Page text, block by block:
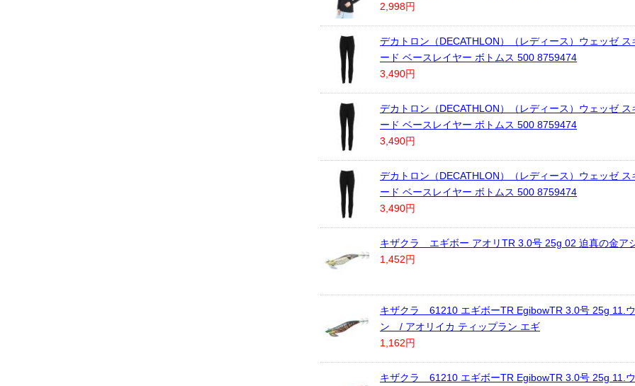
2,998円
デカトロン（DECATHLON）（レディース）ウェッゼ ス
ード ベースレイヤー ボトムス 500 8759474
3,490円
デカトロン（DECATHLON）（レディース）ウェッゼ ス
ード ベースレイヤー ボトムス 500 8759474
3,490円
デカトロン（DECATHLON）（レディース）ウェッゼ ス
ード ベースレイヤー ボトムス 500 8759474
3,490円
キザクラ エギボー アオリTR 3.0号 25g 02 迫真の金ア
1,452円
キザクラ 61210 エギボーTR EgibowTR 3.0号 25g 11.
ン / アオリイカ ティップラン エギ
1,162円
キザクラ 61210 エギボーTR EgibowTR 3.0号 25g 11.